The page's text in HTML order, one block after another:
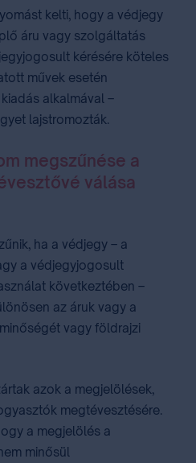
kelti, hogy a védjegy
áru vagy szolgáltatás
kérésére köteles
művek esetén
alkalmával –
lajstromozták.
megszűnése a
válása
ha a védjegy – a
a védjegyjogosult
következtében –
az áruk vagy a
vagy földrajzi
azok a megjelölések,
megtévesztésére.
a megjelölés a
minősül